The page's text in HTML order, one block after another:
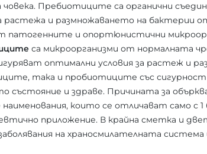
Пребиотиците са органични
растежа и размножаването на бактерии
патогенните и опортюнистични
са микроорганизми от нормалната
оптимални условия за растеж и
така и пробиотиците със
състояние и здраве. Причината за
които се отличават само с
приложение. В крайна сметка и
на храносмилателната